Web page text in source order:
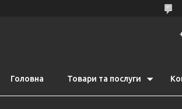
Головна Товари та послуги